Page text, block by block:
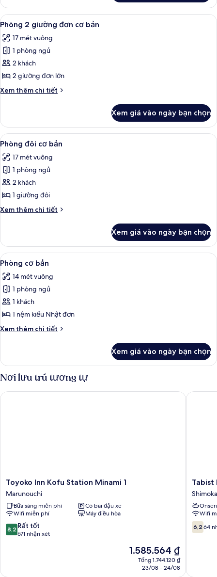
Phòng
đơn
Xem
tất
cả
ảnh
Phòng
2
giường
đơn
bản
Phòng 2 giường đơn cơ bản | Bộ trải
4
Phòng 2 giường đơn cơ bản
17 mét vuông
1 phòng ngủ
2 khách
2 giường đơn lớn
Xem thêm chi tiết
Chi
Phòng
giường
cơ
bản
Xem giá vào ngày bạn chọn
Xem
tất
cả
ảnh
Phòng
đôi
cơ
bản
4
Phòng đôi cơ bản
17 mét vuông
1 phòng ngủ
2 khách
1 giường đôi
Xem thêm chi tiết
Chi
Phòng
đôi
cơ
Xem giá vào ngày bạn chọn
Xem
tất
cả
ảnh
Phòng
cơ
bản
5
Phòng cơ bản
14 mét vuông
1 phòng ngủ
1 khách
1 nệm kiểu Nhật đơn
Xem thêm chi tiết
Chi
Phòng
cơ
bản
Xem giá vào ngày bạn chọn
Nơi lưu trú tương tự
Toyoko
Inn
Kofu
Station
Minami
1
Marunouchi
Toyoko Inn Kofu Station Minami 1
Marunouchi
Bữa sáng miễn phí
Có bãi đậu xe
Wifi miễn phí
Máy điều hòa
8.2
trên
8,2 Rất tốt
671 nhận xét
Giá
hiện
1.585.564 ₫
Tổng 1.744.120 ₫
23/08 - 24/08
Toyoko Inn Kofu Station Minami 1
Tabist
Hotel
Onsen
Tabist
Onsen
Wifi
6.2
trên
6,2 64
Tabist